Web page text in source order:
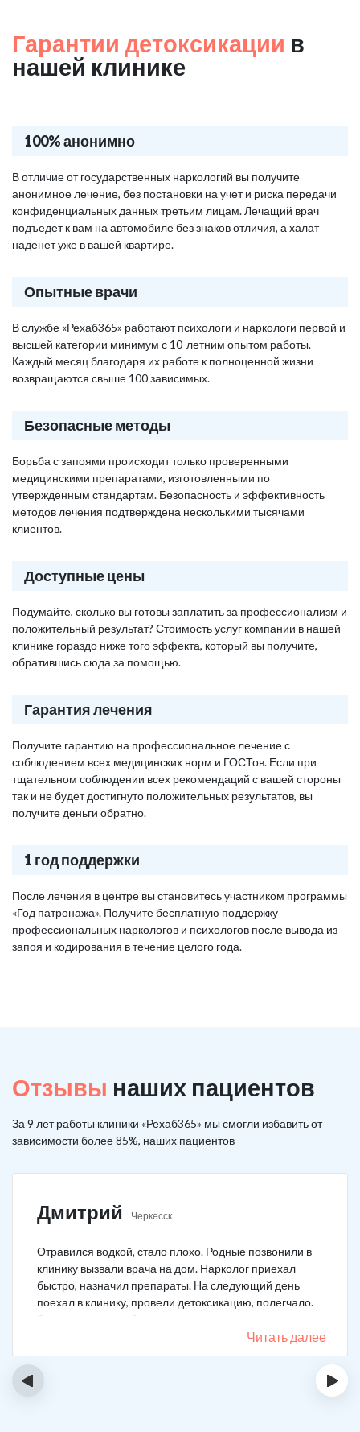
Гарантии детоксикации в
нашей клинике
100% анонимно
В отличие от государственных наркологий вы получите
анонимное лечение, без постановки на учет и риска передачи
конфиденциальных данных третьим лицам. Лечащий врач
подъедет к вам на автомобиле без знаков отличия, а халат
наденет уже в вашей квартире.
Опытные врачи
В службе «Рехаб365» работают психологи и наркологи первой и
высшей категории минимум с 10-летним опытом работы.
Каждый месяц благодаря их работе к полноценной жизни
возвращаются свыше 100 зависимых.
Безопасные методы
Борьба с запоями происходит только проверенными
медицинскими препаратами, изготовленными по
утвержденным стандартам. Безопасность и эффективность
методов лечения подтверждена несколькими тысячами
клиентов.
Доступные цены
Подумайте, сколько вы готовы заплатить за профессионализм и
положительный результат? Стоимость услуг компании в нашей
клинике гораздо ниже того эффекта, который вы получите,
обратившись сюда за помощью.
Гарантия лечения
Получите гарантию на профессиональное лечение с
соблюдением всех медицинских норм и ГОСТов. Если при
тщательном соблюдении всех рекомендаций с вашей стороны
так и не будет достигнуто положительных результатов, вы
получите деньги обратно.
1 год поддержки
После лечения в центре вы становитесь участником программы
«Год патронажа». Получите бесплатную поддержку
профессиональных наркологов и психологов после вывода из
запоя и кодирования в течение целого года.
Отзывы наших пациентов
За 9 лет работы клиники «Рехаб365» мы смогли избавить от
зависимости более 85%, наших пациентов
Дмитрий Черкесск
Отравился водкой, стало плохо. Родные позвонили в
клинику вызвали врача на дом. Нарколог приехал
быстро, назначил препараты. На следующий день
поехал в клинику, провели детоксикацию, полегчало.
Записался на реабилитацию, прошел и теперь думаю,
что в рот водку больше не возьму. Так намучался и
испугался.
Читать далее
‹ ›